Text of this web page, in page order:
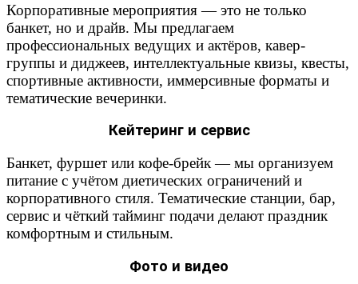
Корпоративные мероприятия — это не только
банкет, но и драйв. Мы предлагаем
профессиональных ведущих и актёров, кавер-
группы и диджеев, интеллектуальные квизы, квесты,
спортивные активности, иммерсивные форматы и
тематические вечеринки.
Кейтеринг и сервис
Банкет, фуршет или кофе-брейк — мы организуем
питание с учётом диетических ограничений и
корпоративного стиля. Тематические станции, бар,
сервис и чёткий тайминг подачи делают праздник
комфортным и стильным.
Фото и видео